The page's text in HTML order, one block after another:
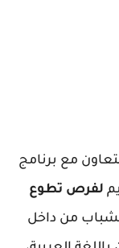
مع برنامج
لفرص تطوع
من داخل